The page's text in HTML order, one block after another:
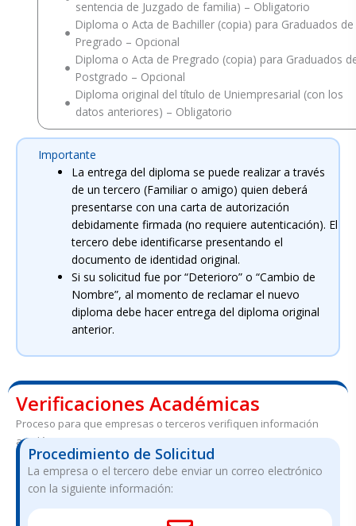
sentencia de Juzgado de familia) – Obligatorio
Diploma o Acta de Bachiller (copia) para Graduados de
Pregrado – Opcional
Diploma o Acta de Pregrado (copia) para Graduados
Postgrado – Opcional
Diploma original del título de Uniempresarial (con los
datos anteriores) – Obligatorio
Importante
La entrega del diploma se puede realizar a través
de un tercero (Familiar o amigo) quien deberá
presentarse con una carta de autorización
debidamente firmada (no requiere autenticación). El
tercero debe identificarse presentando el
documento de identidad original.
Si su solicitud fue por “Deterioro” o “Cambio de
Nombre”, al momento de reclamar el nuevo
diploma debe hacer entrega del diploma original
anterior.
Verificaciones Académicas
Proceso para que empresas o terceros verifiquen información
académica
Procedimiento de Solicitud
La empresa o el tercero debe enviar un correo electrónico
con la siguiente información: